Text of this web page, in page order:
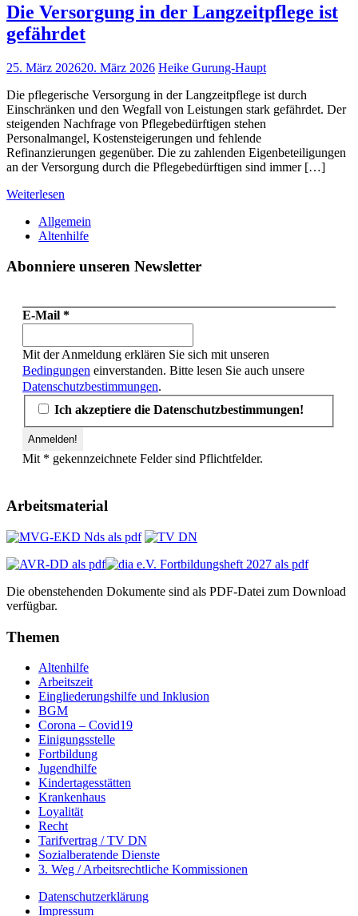
Die Versorgung in der Langzeitpflege ist
gefährdet
25. März 202620. März 2026 Heike Gurung-Haupt
Die pflegerische Versorgung in der Langzeitpflege ist durch
Einschränken und den Wegfall von Leistungen stark gefährdet. Der
steigenden Nachfrage von Pflegebedürftigen stehen
Personalmangel, Kostensteigerungen und fehlende
Refinanzierungen gegenüber. Die zu zahlenden Eigenbeteiligungen
an der Versorgung durch die Pflegebedürftigen sind immer […]
Weiterlesen
Allgemein
Altenhilfe
Abonniere unseren Newsletter
E-Mail *
Mit der Anmeldung erklären Sie sich mit unseren
Bedingungen einverstanden. Bitte lesen Sie auch unsere
Datenschutzbestimmungen.
Ich akzeptiere die Datenschutzbestimmungen!
Mit * gekennzeichnete Felder sind Pflichtfelder.
Arbeitsmaterial
Die obenstehenden Dokumente sind als PDF-Datei zum Download
verfügbar.
Themen
Altenhilfe
Arbeitszeit
Eingliederungshilfe und Inklusion
BGM
Corona – Covid19
Einigungsstelle
Fortbildung
Jugendhilfe
Kindertagesstätten
Krankenhaus
Loyalität
Recht
Tarifvertrag / TV DN
Sozialberatende Dienste
3. Weg / Arbeitsrechtliche Kommissionen
Datenschutzerklärung
Impressum